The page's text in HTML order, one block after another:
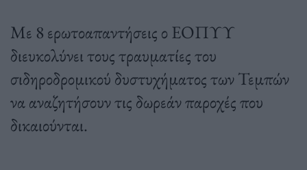
Με 8 ερωτοαπαντήσεις ο ΕΟΠΥΥ
διευκολύνει τους τραυματίες του
σιδηροδρομικού δυστυχήματος των Τεμπών
να αναζητήσουν τις δωρεάν παροχές που
δικαιούνται.